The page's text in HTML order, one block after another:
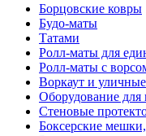
Борцовские ковры
Будо-маты
Татами
Ролл-маты для
Ролл-маты с
Воркаут и
Оборудование для
Стеновые
Боксерские